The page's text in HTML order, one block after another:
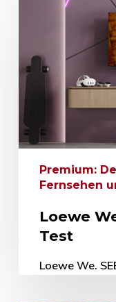
Auch wenn
24. April 2026
Premium:
Fernsehen
Loewe
Test
Loewe We.